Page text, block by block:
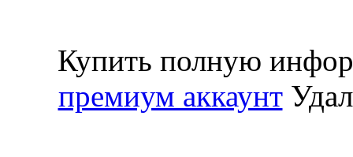
Купить полную
премиум аккаунт